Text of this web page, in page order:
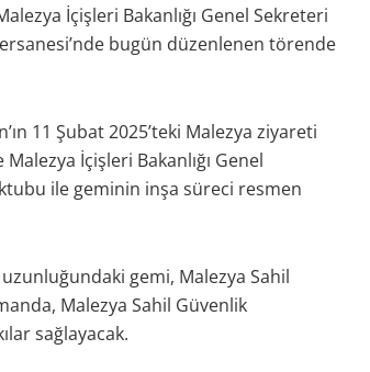
İçişleri Bakanlığı Genel Sekreteri
bugün düzenlenen törende
11 Şubat 2025’teki Malezya ziyareti
İçişleri Bakanlığı Genel
ile geminin inşa süreci resmen
gemi, Malezya Sahil
Malezya Sahil Güvenlik
sağlayacak.